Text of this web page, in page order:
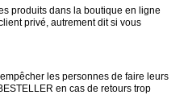
produits dans la boutique en ligne
privé, autrement dit si vous
les personnes de faire leurs
en cas de retours trop